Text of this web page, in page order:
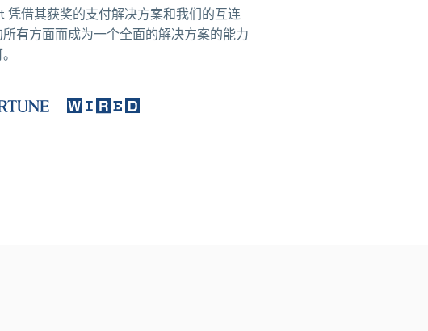
借其获奖的支付解决方案和我们的互连
有方面而成为一个全面的解决方案的能力